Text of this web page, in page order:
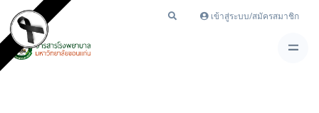
เข้าสู่ระบบ/สมัครสมาชิก